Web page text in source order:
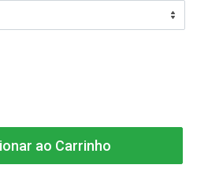
ao Carrinho